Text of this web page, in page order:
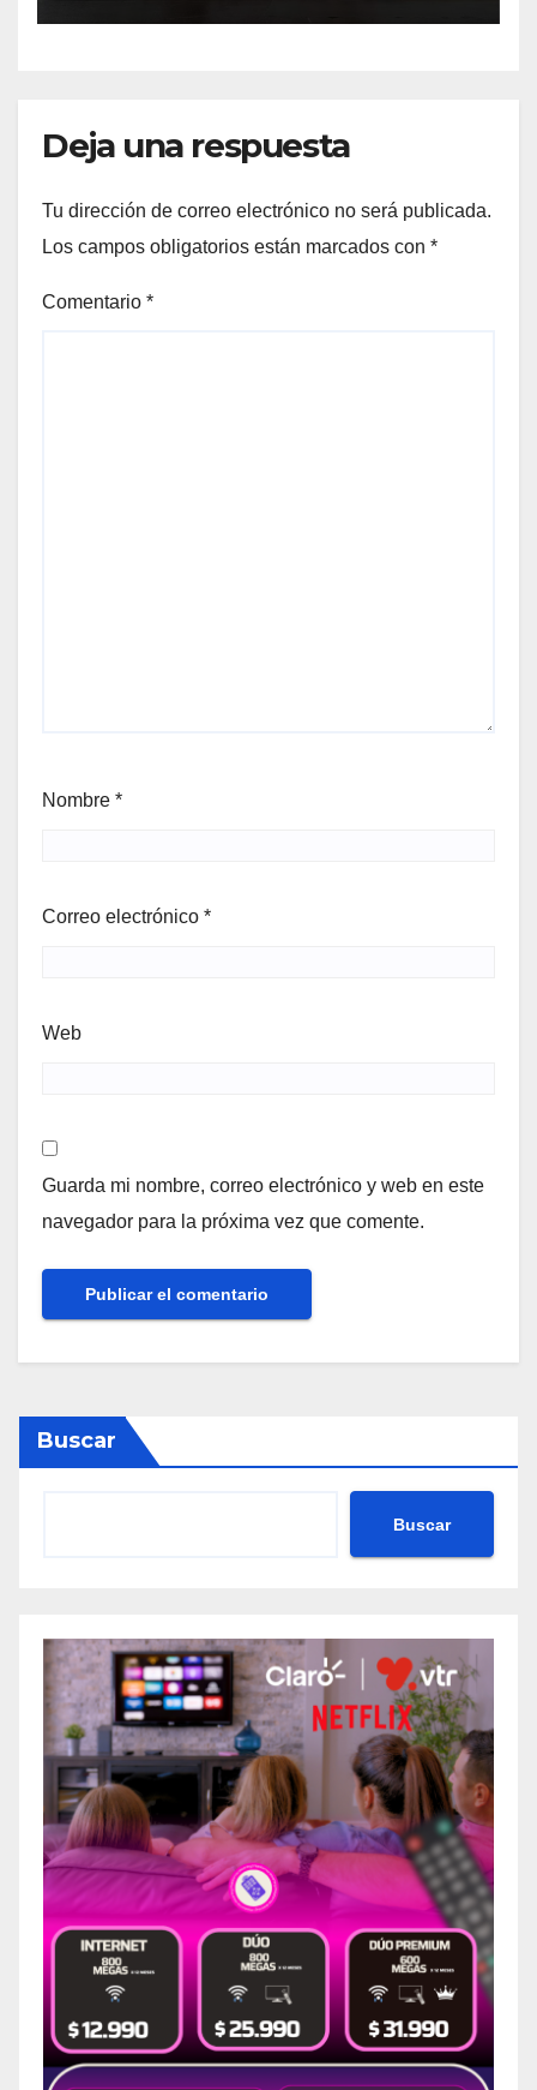
Deja una respuesta
Tu dirección de correo electrónico no será publicada.
Los campos obligatorios están marcados con *
Comentario *
Nombre *
Correo electrónico *
Web
Guarda mi nombre, correo electrónico y web en este
navegador para la próxima vez que comente.
Buscar
Buscar